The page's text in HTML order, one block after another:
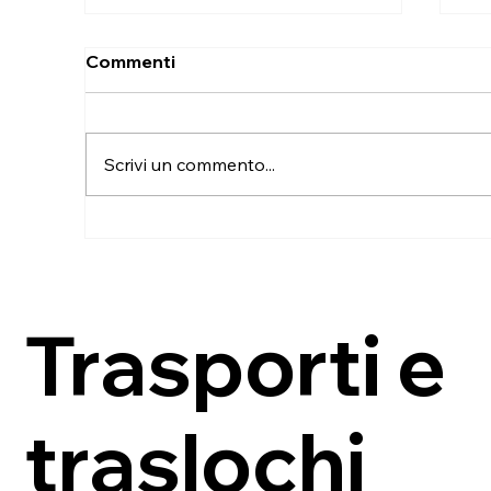
Commenti
Scrivi un commento...
Trasporti e
traslochi